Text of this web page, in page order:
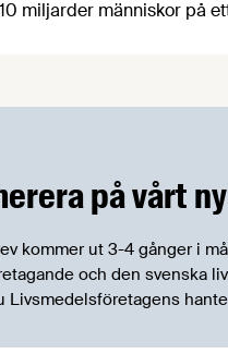
miljarder människor på
kan de visa
den globala kampanjen
på vårt
kommer ut 3-4 gånger i
och den svenska
Livsmedelsföretagens